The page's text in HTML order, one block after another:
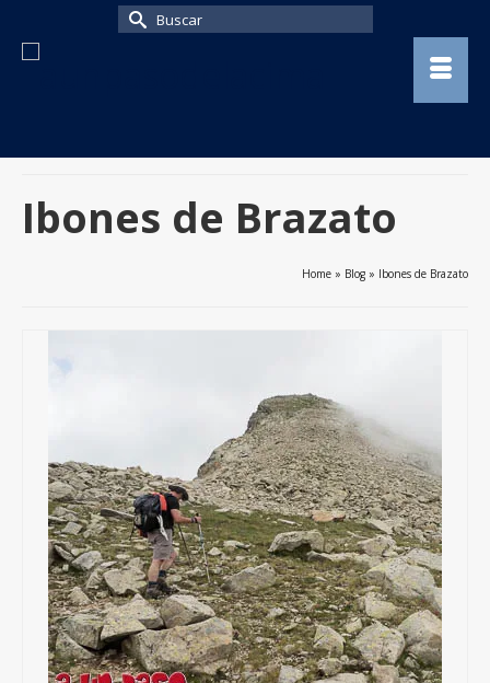
Buscar
Ibones de Brazato
Home » Blog » Ibones de Brazato